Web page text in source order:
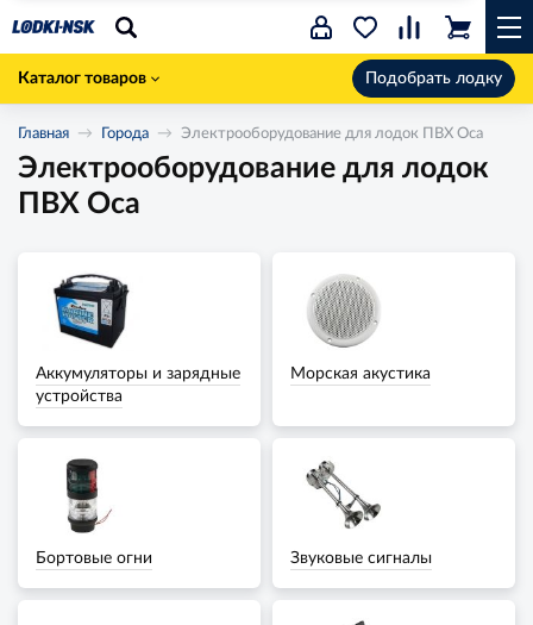
Каталог товаров Подобрать лодку
Главная Города Электрооборудование для лодок ПВХ Оса
Электрооборудование для лодок
ПВХ Оса
Аккумуляторы и зарядные
устройства
Морская акустика
Бортовые огни Звуковые сигналы